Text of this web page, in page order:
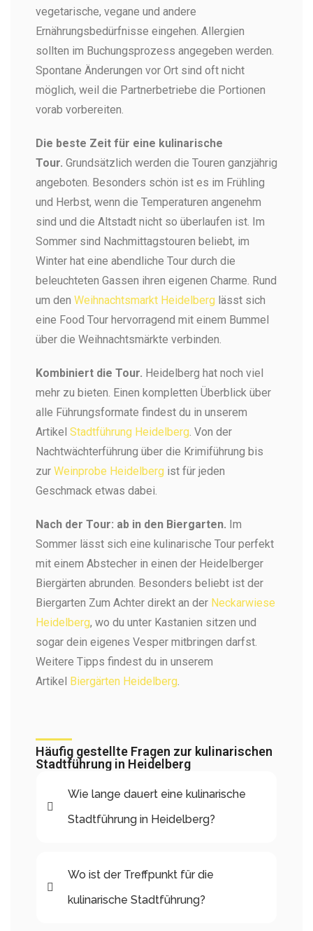
vegetarische, vegane und andere
Ernährungsbedürfnisse eingehen. Allergien
sollten im Buchungsprozess angegeben werden.
Spontane Änderungen vor Ort sind oft nicht
möglich, weil die Partnerbetriebe die Portionen
vorab vorbereiten.
Die beste Zeit für eine kulinarische
Tour. Grundsätzlich werden die Touren ganzjährig
angeboten. Besonders schön ist es im Frühling
und Herbst, wenn die Temperaturen angenehm
sind und die Altstadt nicht so überlaufen ist. Im
Sommer sind Nachmittagstouren beliebt, im
Winter hat eine abendliche Tour durch die
beleuchteten Gassen ihren eigenen Charme. Rund
um den Weihnachtsmarkt Heidelberg lässt sich
eine Food Tour hervorragend mit einem Bummel
über die Weihnachtsmärkte verbinden.
Kombiniert die Tour. Heidelberg hat noch viel
mehr zu bieten. Einen kompletten Überblick über
alle Führungsformate findest du in unserem
Artikel Stadtführung Heidelberg. Von der
Nachtwächterführung über die Krimiführung bis
zur Weinprobe Heidelberg ist für jeden
Geschmack etwas dabei.
Nach der Tour: ab in den Biergarten. Im
Sommer lässt sich eine kulinarische Tour perfekt
mit einem Abstecher in einen der Heidelberger
Biergärten abrunden. Besonders beliebt ist der
Biergarten Zum Achter direkt an der Neckarwiese
Heidelberg, wo du unter Kastanien sitzen und
sogar dein eigenes Vesper mitbringen darfst.
Weitere Tipps findest du in unserem
Artikel
Biergärten Heidelberg.
Häufig gestellte Fragen zur kulinarischen
Stadtführung in Heidelberg
Wie lange dauert eine kulinarische
Stadtführung in Heidelberg?
Wo ist der Treffpunkt für die
kulinarische Stadtführung?